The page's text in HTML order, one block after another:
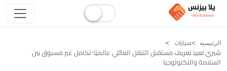
الرئيسيه سيارات
شيري تعيد تعريف مستقبل التنقل العائلي عالميًا: تكامل غير مسبوق بين
السلامة والتكنولوجيا